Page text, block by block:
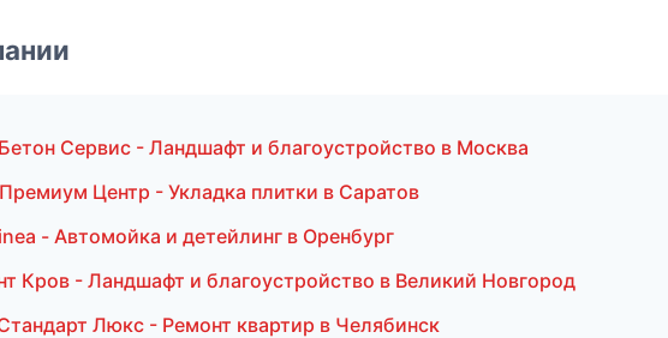
Сервис - Ландшафт и благоустройство в Москва
Центр - Укладка плитки в Саратов
- Автомойка и детейлинг в Оренбург
Кров - Ландшафт и благоустройство в Великий Новгород
Люкс - Ремонт квартир в Челябинск